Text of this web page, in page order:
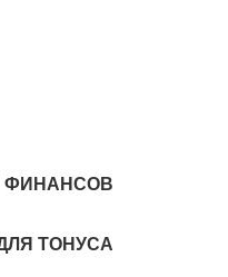
ФИНАНСОВ
ТОНУСА